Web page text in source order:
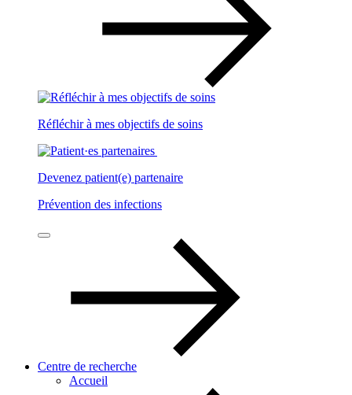
Réfléchir à mes objectifs de soins
Devenez patient(e) partenaire
Prévention des infections
Centre de recherche
Accueil